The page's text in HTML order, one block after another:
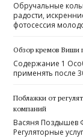
Обручальные
радости,
фотосессия
Обзор кремов Виши
Содержание 1
применять после
Поблажки от
компаний
Васяня Поздышев
Регуляторные